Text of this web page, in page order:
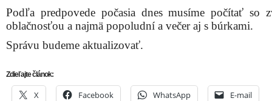
Podľa predpovede počasia dnes musíme počítať so
oblačnosťou a najmä popoludní a večer aj s búrkami.
Správu budeme aktualizovať.
Zdieľajte článok:
X Facebook WhatsApp E-mail